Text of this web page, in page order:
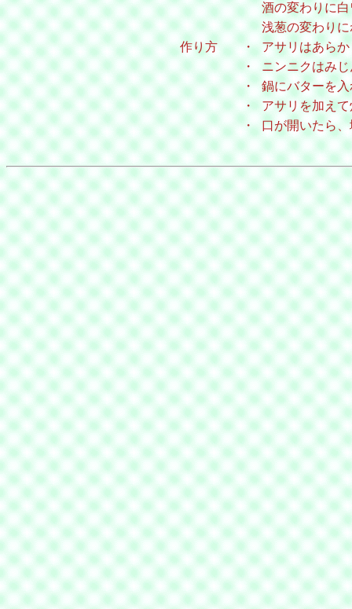
酒の変わりに
浅葱の変わり
作り方
・ アサリはあら
・
ニンニクはみ
・ 鍋にバターを
・
アサリを加え
・ 口が開いたら